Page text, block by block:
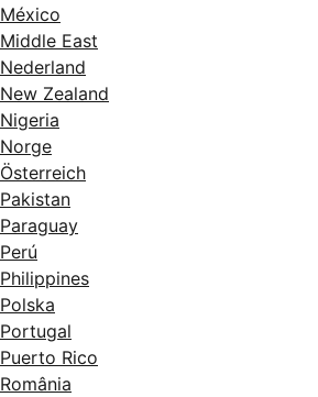
México
Middle East
Nederland
New Zealand
Nigeria
Norge
Österreich
Pakistan
Paraguay
Perú
Philippines
Polska
Portugal
Puerto Rico
România